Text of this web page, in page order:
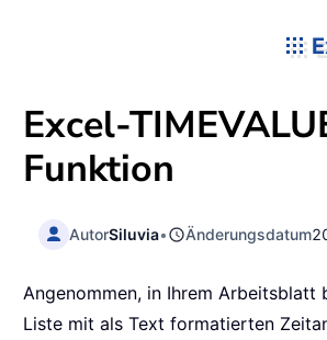
Excel-
Funktion
AutorSiluvia• Änderungsdatum
Angenommen, in Ihrem Arbeitsblatt
Liste mit als Text formatierten